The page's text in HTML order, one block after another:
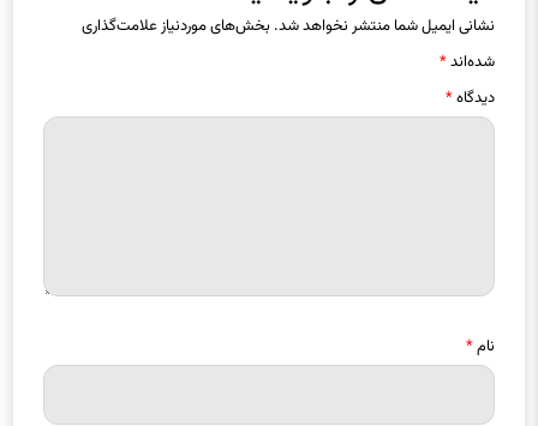
دیدگاهتان را بنویسید
نشانی ایمیل شما منتشر نخواهد شد.
شده‌اند*
دیدگاه
نام